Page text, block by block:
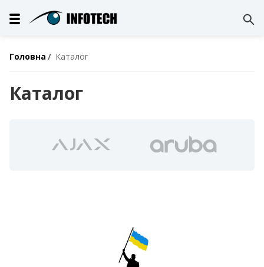
Головна Каталог
Каталог